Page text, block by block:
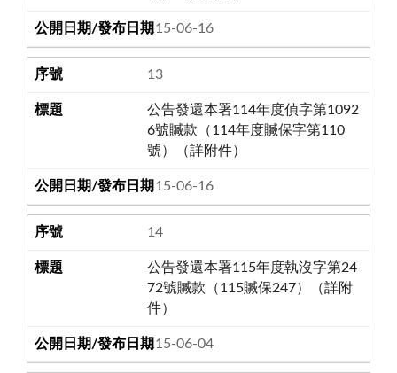
115-06-16
13
公告發還本署114年度偵字第1092
6號贓款（114年度贓保字第110
號）（詳附件）
115-06-16
14
公告發還本署115年度執沒字第24
72號贓款（115贓保247）（詳附
件）
115-06-04